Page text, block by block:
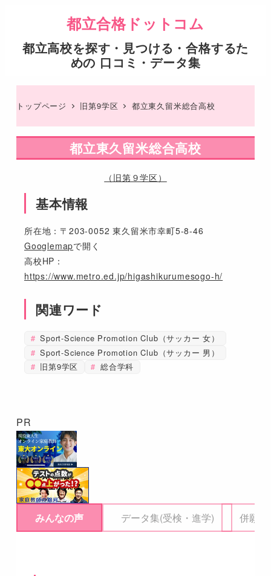
都立合格ドットコム
都立高校を探す・見つける・合格するた
めの 口コミ・データ集
トップページ 旧第9学区 都立東久留米総合高校
都立東久留米総合高校
（旧第９学区）
基本情報
所在地：〒203-0052 東久留米市幸町5-8-46
Googlemapで開く
高校HP：
https://www.metro.ed.jp/higashikurumesogo-h/
関連ワード
Sport-Science Promotion Club（サッカー 女）
Sport-Science Promotion Club（サッカー 男）
旧第9学区
総合学科
PR
みんなの声 データ集(受検・進学) 併願校